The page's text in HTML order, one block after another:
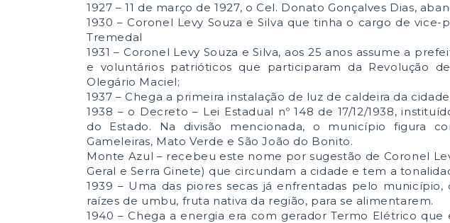
1927 – 11 de março de 1927, o Cel. Donato Gonçalves Dias,
1930 – Coronel Levy Souza e Silva que tinha o cargo de
Tremedal
1931 – Coronel Levy Souza e Silva, aos 25 anos assume a
e voluntários patrióticos que participaram da Revolução
Olegário Maciel;
1937 – Chega a primeira instalação de luz de caldeira da
1938 – o Decreto – Lei Estadual nº 148 de 17/12/1938,
do Estado. Na divisão mencionada, o município figura
Gameleiras, Mato Verde e São João do Bonito.
Monte Azul – recebeu este nome por sugestão de Coronel
Geral e Serra Ginete) que circundam a cidade e tem a
1939 – Uma das piores secas já enfrentadas pelo
raízes de umbu, fruta nativa da região, para se alimentarem.
1940 – Chega a energia era com gerador Termo Elétrico que